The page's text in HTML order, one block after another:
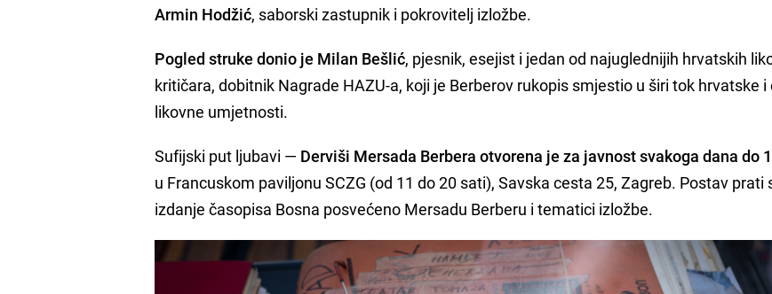
Armin Hodžić, saborski zastupnik i pokrovitelj izložbe.
Pogled struke donio je Milan Bešlić, pjesnik, esejist i jedan od najuglednijih hrvatskih
kritičara, dobitnik Nagrade HAZU-a, koji je Berberov rukopis smjestio u širi tok hrvatske i
likovne umjetnosti.
Sufijski put ljubavi — Derviši Mersada Berbera otvorena je za javnost svakoga dana do
u Francuskom paviljonu SCZG (od 11 do 20 sati), Savska cesta 25, Zagreb. Postav prati
izdanje časopisa Bosna posvećeno Mersadu Berberu i tematici izložbe.